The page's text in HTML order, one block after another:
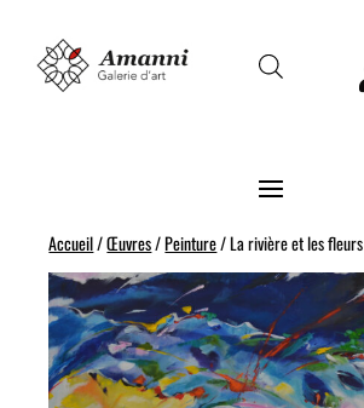
Accueil/Œuvres/Peinture/ La rivière et les fleurs